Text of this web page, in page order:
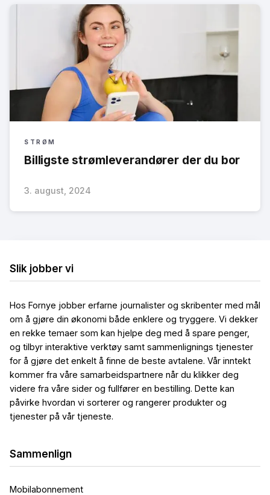
STRØM
Billigste strømleverandører der du bor
3. august, 2024
Slik jobber vi
Hos Fornye jobber erfarne journalister og skribenter med mål
om å gjøre din økonomi både enklere og tryggere. Vi dekker
en rekke temaer som kan hjelpe deg med å spare penger,
og tilbyr interaktive verktøy samt sammenlignings tjenester
for å gjøre det enkelt å finne de beste avtalene. Vår inntekt
kommer fra våre samarbeidspartnere når du klikker deg
videre fra våre sider og fullfører en bestilling. Dette kan
påvirke hvordan vi sorterer og rangerer produkter og
tjenester på vår tjeneste.
Sammenlign
Mobilabonnement